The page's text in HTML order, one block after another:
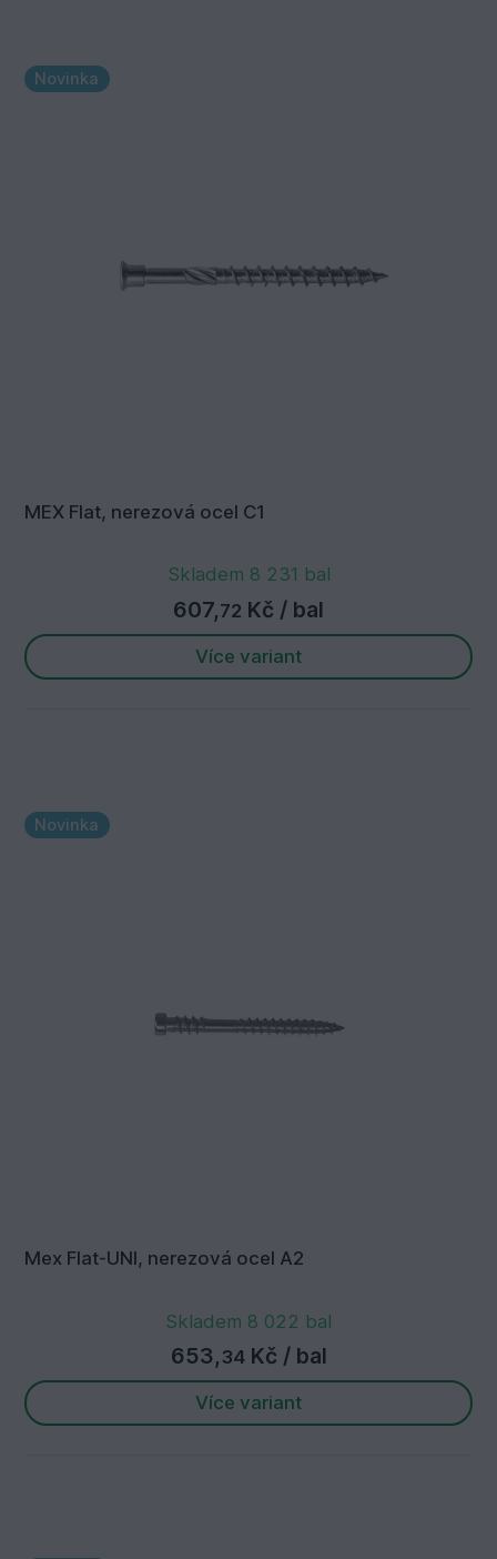
Novinka
MEX Flat, nerezová ocel C1
Skladem 8 231 bal
607,72 Kč / bal
Více variant
Novinka
Mex Flat-UNI, nerezová ocel A2
Skladem 8 022 bal
653, 34Kč / bal
Více variant